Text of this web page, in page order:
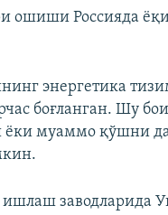
ошиши Россияда
энергетика
боғланган. Шу
муаммо қўшни
заводларида